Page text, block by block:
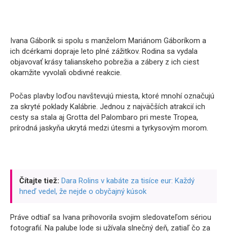
Ivana Gáborík si spolu s manželom Mariánom Gáboríkom a
ich dcérkami dopraje leto plné zážitkov. Rodina sa vydala
objavovať krásy talianskeho pobrežia a zábery z ich ciest
okamžite vyvolali obdivné reakcie.
Počas plavby loďou navštevujú miesta, ktoré mnohí označujú
za skryté poklady Kalábrie. Jednou z najväčších atrakcií ich
cesty sa stala aj Grotta del Palombaro pri meste Tropea,
prírodná jaskyňa ukrytá medzi útesmi a tyrkysovým morom.
Čítajte tiež: Dara Rolins v kabáte za tisíce eur: Každý
hneď vedel, že nejde o obyčajný kúsok
Práve odtiaľ sa Ivana prihovorila svojim sledovateľom sériou
fotografií. Na palube lode si užívala slnečný deň, zatiaľ čo za